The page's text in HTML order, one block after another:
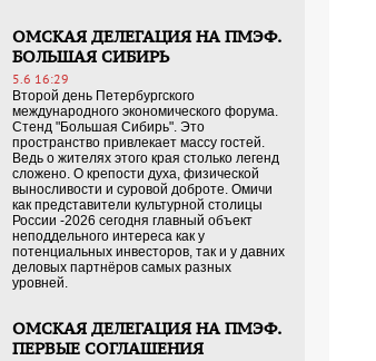
ОМСКАЯ ДЕЛЕГАЦИЯ НА ПМЭФ.
БОЛЬШАЯ СИБИРЬ
5.6 16:29
Второй день Петербургского
международного экономического форума.
Стенд "Большая Сибирь". Это
пространство привлекает массу гостей.
Ведь о жителях этого края столько легенд
сложено. О крепости духа, физической
выносливости и суровой доброте. Омичи
как представители культурной столицы
России -2026 сегодня главный объект
неподдельного интереса как у
потенциальных инвесторов, так и у давних
деловых партнёров самых разных
уровней.
ОМСКАЯ ДЕЛЕГАЦИЯ НА ПМЭФ.
ПЕРВЫЕ СОГЛАШЕНИЯ